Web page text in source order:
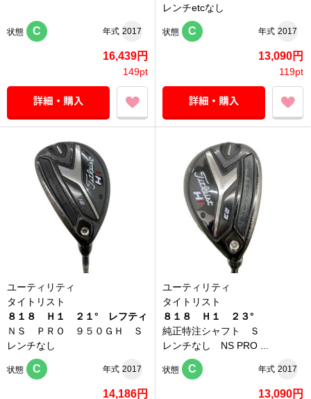
状態 C 年式 2017
16,439円
149pt
レンチetcなし
状態 C 年式 2017
13,090円
119pt
ユーティリティ
タイトリスト
８１８ Ｈ１ ２１° レフティ
ＮＳ ＰＲＯ ９５０ＧＨ Ｓ
レンチなし
状態 C 年式 2017
14,186円
ユーティリティ
タイトリスト
８１８ Ｈ１ ２３°
純正特注シャフト Ｓ
レンチなし NS PRO ...
状態 C 年式 2017
13,090円